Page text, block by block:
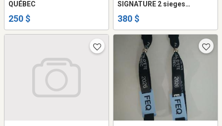
QUÉBEC
250 $
SIGNATURE 2 sieges
380 $